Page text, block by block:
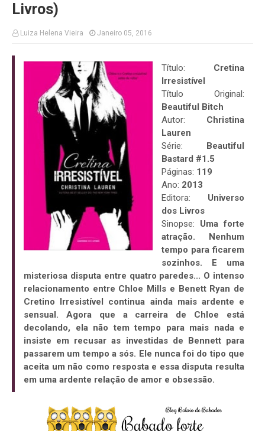
Livros)
Luiza Helena Vieira Janeiro 05, 2016
Título: Cretina
Irresistível
Título Original:
Beautiful Bitch
Autor: Christina
Lauren
Série:
Beautiful
Bastard #1.5
Páginas: 119
Ano: 2013
Editora: Universo
dos Livros
Sinopse: Uma forte
atração. Nenhum
tempo para ficarem
sozinhos. E uma
misteriosa disputa entre quatro paredes... O intenso
relacionamento entre Chloe Mills e Benett Ryan de
Cretino Irresistível continua ainda mais ardente e
sensual. Agora que a carreira de Chloe está
decolando, ela não tem tempo para mais nada e
insiste em recusar as investidas de Bennett para
passarem um tempo a sós. Ele nunca foi do tipo que
aceita um não como resposta e essa disputa resulta
em uma ardente relação de amor e obsessão.